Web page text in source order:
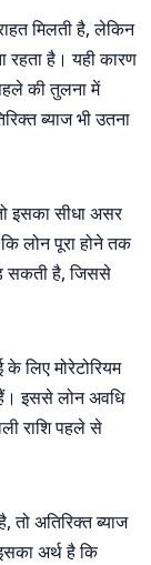
मिलती है, लेकिन
रहता है। यही कारण
की तुलना में
ब्याज भी उतना
इसका सीधा असर
लोन पूरा होने तक
सकती है, जिससे
लिए मोरेटोरियम
इससे लोन अवधि
राशि पहले से
अतिरिक्त ब्याज
अर्थ है कि